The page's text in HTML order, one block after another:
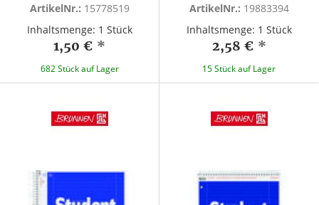
ArtikelNr.: 15778519
Inhaltsmenge: 1 Stück
1,50 € *
682 Stück auf Lager
ArtikelNr.: 19883394
Inhaltsmenge: 1 Stück
2,58 € *
15 Stück auf Lager